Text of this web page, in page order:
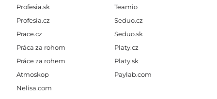
Profesia.sk
Profesia.cz
Prace.cz
Práca za rohom
Práce za rohem
Atmoskop
Nelisa.com
Teamio
Seduo.cz
Seduo.sk
Platy.cz
Platy.sk
Paylab.com